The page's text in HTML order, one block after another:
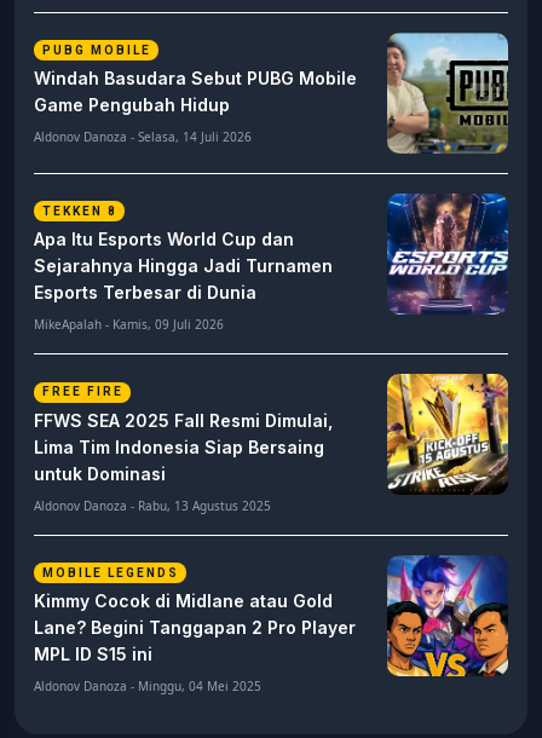
PUBG MOBILE
Windah Basudara Sebut PUBG Mobile
Game Pengubah Hidup
Aldonov Danoza - Selasa, 14 Juli 2026
TEKKEN 8
Apa Itu Esports World Cup dan
Sejarahnya Hingga Jadi Turnamen
Esports Terbesar di Dunia
MikeApalah - Kamis, 09 Juli 2026
FREE FIRE
FFWS SEA 2025 Fall Resmi Dimulai,
Lima Tim Indonesia Siap Bersaing
untuk Dominasi
Aldonov Danoza - Rabu, 13 Agustus 2025
MOBILE LEGENDS
Kimmy Cocok di Midlane atau Gold
Lane? Begini Tanggapan 2 Pro Player
MPL ID S15 ini
Aldonov Danoza - Minggu, 04 Mei 2025